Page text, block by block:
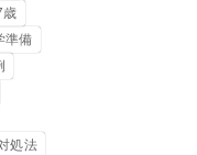
歳
準備
処法